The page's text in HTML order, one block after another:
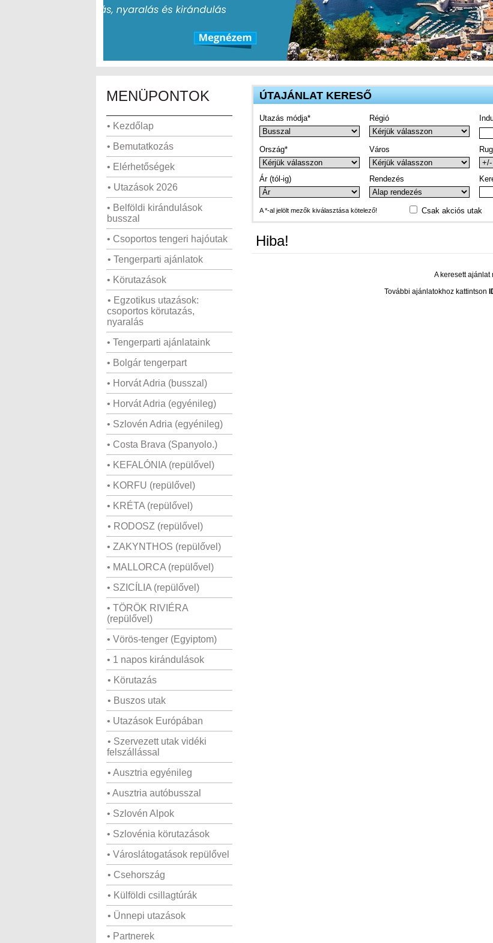
MENÜPONTOK
• Kezdőlap
• Bemutatkozás
• Elérhetőségek
• Utazások 2026
• Belföldi kirándulások
busszal
• Csoportos tengeri hajóutak
• Tengerparti ajánlatok
• Körutazások
• Egzotikus utazások:
csoportos körutazás,
nyaralás
• Tengerparti ajánlataink
• Bolgár tengerpart
• Horvát Adria (busszal)
• Horvát Adria (egyénileg)
• Szlovén Adria (egyénileg)
• Costa Brava (Spanyolo.)
• KEFALÓNIA (repülővel)
• KORFU (repülővel)
• KRÉTA (repülővel)
• RODOSZ (repülővel)
• ZAKYNTHOS (repülővel)
• MALLORCA (repülővel)
• SZICÍLIA (repülővel)
• TÖRÖK RIVIÉRA
(repülővel)
• Vörös-tenger (Egyiptom)
• 1 napos kirándulások
• Körutazás
• Buszos utak
• Utazások Európában
• Szervezett utak vidéki
felszállással
• Ausztria egyénileg
• Ausztria autóbusszal
• Szlovén Alpok
• Szlovénia körutazások
• Városlátogatások repülővel
• Csehország
• Külföldi csillagtúrák
• Ünnepi utazások
• Partnerek
ÚTAJÁNLAT KERESŐ
Utazás módja* Régió
Ország* Város
Ár (tól-ig) Rendezés
A *-al jelölt mezők kiválasztása kötelező! Csak akciós utak
Hiba!
A keresett ajánlat
További ajánlatokhoz kattintson